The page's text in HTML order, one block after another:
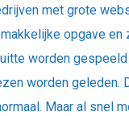
met grote
opgave en
worden
worden geleden.
Maar al snel